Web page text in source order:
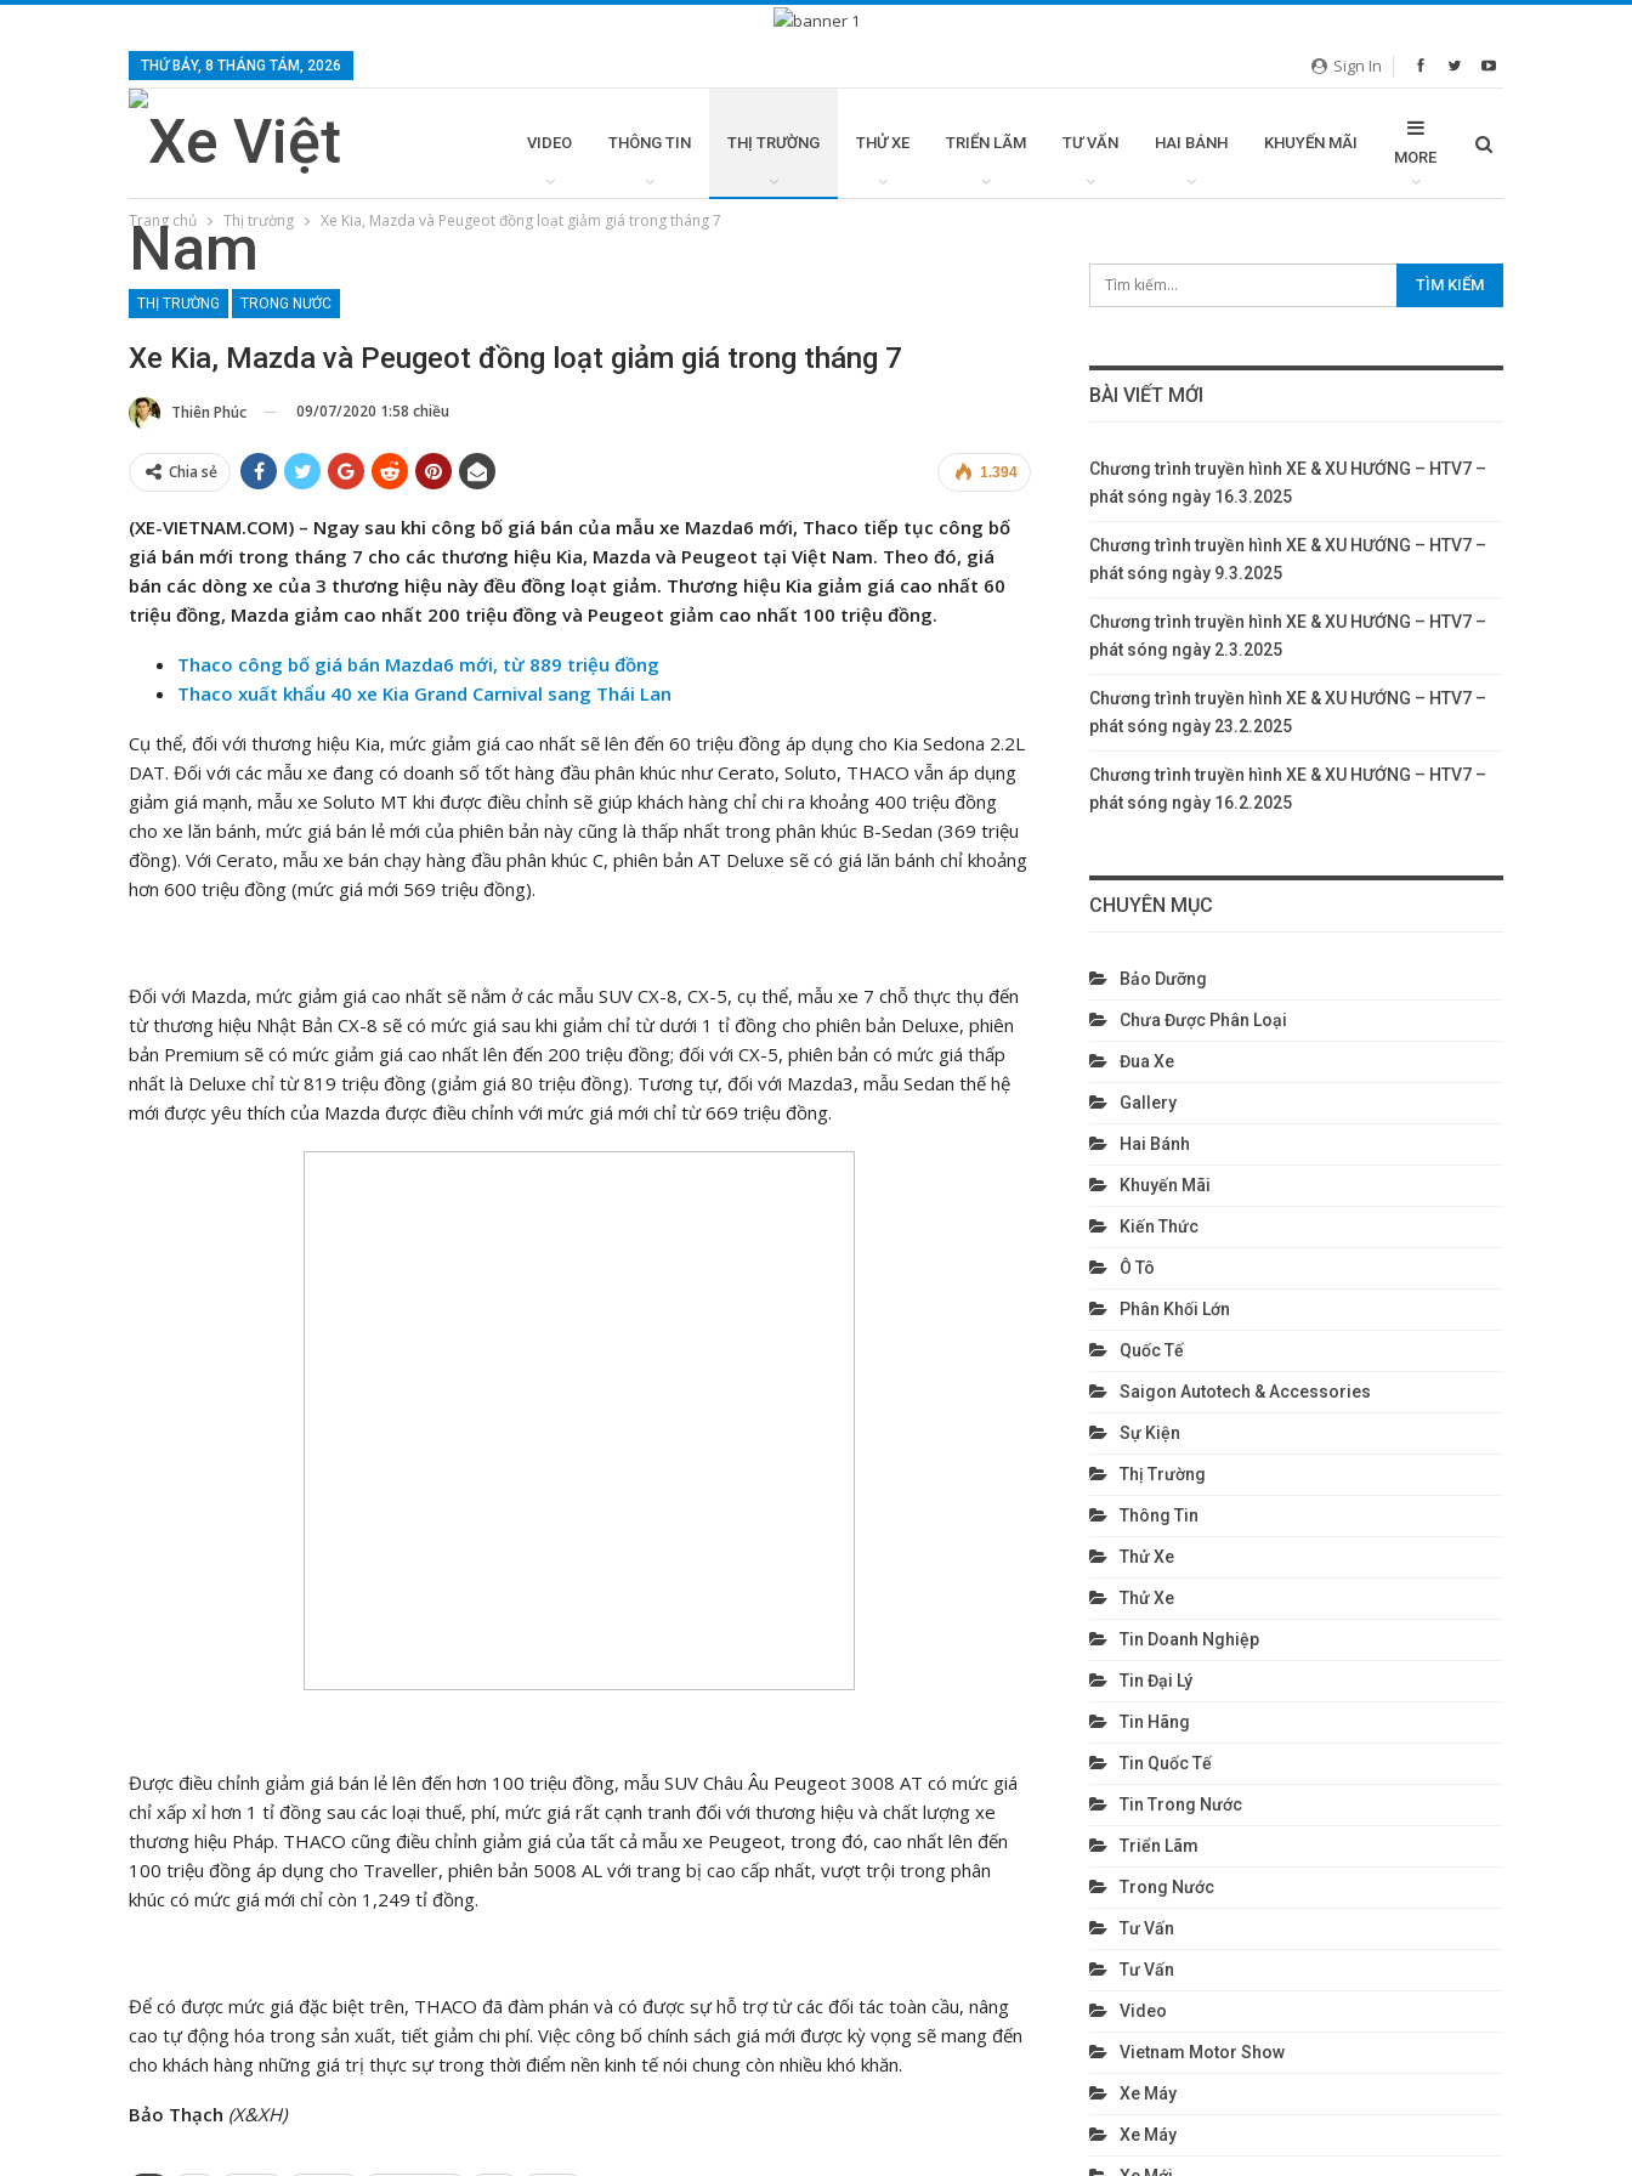
Sign In
THỨ BẢY, 8 THÁNG TÁM, 2026
VIDEO THÔNG TIN THỊ TRƯỜNG THỬ XE TRIỂN LÃM TƯ VẤN HAI BÁNH
KHUYẾN MÃI
MORE
Trang chủ Thị trường Xe Kia, Mazda và Peugeot đồng loạt giảm giá trong tháng 7
THỊ TRƯỜNG TRONG NƯỚC
Xe Kia, Mazda và Peugeot đồng loạt giảm giá trong tháng 7
Thiên Phúc 09/07/2020 1:58 chiều
1.394
Chia sẻ
(XE-VIETNAM.COM) – Ngay sau khi công bố giá bán của mẫu xe Mazda6 mới, Thaco tiếp tục công bố
giá bán mới trong tháng 7 cho các thương hiệu Kia, Mazda và Peugeot tại Việt Nam. Theo đó, giá
bán các dòng xe của 3 thương hiệu này đều đồng loạt giảm. Thương hiệu Kia giảm giá cao nhất 60
triệu đồng, Mazda giảm cao nhất 200 triệu đồng và Peugeot giảm cao nhất 100 triệu đồng.
Thaco công bố giá bán Mazda6 mới, từ 889 triệu đồng
Thaco xuất khẩu 40 xe Kia Grand Carnival sang Thái Lan
Cụ thể, đối với thương hiệu Kia, mức giảm giá cao nhất sẽ lên đến 60 triệu đồng áp dụng cho Kia Sedona 2.2L
DAT. Đối với các mẫu xe đang có doanh số tốt hàng đầu phân khúc như Cerato, Soluto, THACO vẫn áp dụng
giảm giá mạnh, mẫu xe Soluto MT khi được điều chỉnh sẽ giúp khách hàng chỉ chi ra khoảng 400 triệu đồng
cho xe lăn bánh, mức giá bán lẻ mới của phiên bản này cũng là thấp nhất trong phân khúc B-Sedan (369 triệu
đồng). Với Cerato, mẫu xe bán chạy hàng đầu phân khúc C, phiên bản AT Deluxe sẽ có giá lăn bánh chỉ khoảng
hơn 600 triệu đồng (mức giá mới 569 triệu đồng).
Đối với Mazda, mức giảm giá cao nhất sẽ nằm ở các mẫu SUV CX-8, CX-5, cụ thể, mẫu xe 7 chỗ thực thụ đến
từ thương hiệu Nhật Bản CX-8 sẽ có mức giá sau khi giảm chỉ từ dưới 1 tỉ đồng cho phiên bản Deluxe, phiên
bản Premium sẽ có mức giảm giá cao nhất lên đến 200 triệu đồng; đối với CX-5, phiên bản có mức giá thấp
nhất là Deluxe chỉ từ 819 triệu đồng (giảm giá 80 triệu đồng). Tương tự, đối với Mazda3, mẫu Sedan thế hệ
mới được yêu thích của Mazda được điều chỉnh với mức giá mới chỉ từ 669 triệu đồng.
Được điều chỉnh giảm giá bán lẻ lên đến hơn 100 triệu đồng, mẫu SUV Châu Âu Peugeot 3008 AT có mức giá
chỉ xấp xỉ hơn 1 tỉ đồng sau các loại thuế, phí, mức giá rất cạnh tranh đối với thương hiệu và chất lượng xe
thương hiệu Pháp. THACO cũng điều chỉnh giảm giá của tất cả mẫu xe Peugeot, trong đó, cao nhất lên đến
100 triệu đồng áp dụng cho Traveller, phiên bản 5008 AL với trang bị cao cấp nhất, vượt trội trong phân
khúc có mức giá mới chỉ còn 1,249 tỉ đồng.
Để có được mức giá đặc biệt trên, THACO đã đàm phán và có được sự hỗ trợ từ các đối tác toàn cầu, nâng
cao tự động hóa trong sản xuất, tiết giảm chi phí. Việc công bố chính sách giá mới được kỳ vọng sẽ mang đến
cho khách hàng những giá trị thực sự trong thời điểm nền kinh tế nói chung còn nhiều khó khăn.
Bảo Thạch (X&XH)
BÀI VIẾT MỚI
Chương trình truyền hình XE & XU HƯỚNG – HTV7 –
phát sóng ngày 16.3.2025
Chương trình truyền hình XE & XU HƯỚNG – HTV7 –
phát sóng ngày 9.3.2025
Chương trình truyền hình XE & XU HƯỚNG – HTV7 –
phát sóng ngày 2.3.2025
Chương trình truyền hình XE & XU HƯỚNG – HTV7 –
phát sóng ngày 23.2.2025
Chương trình truyền hình XE & XU HƯỚNG – HTV7 –
phát sóng ngày 16.2.2025
CHUYÊN MỤC
Bảo Dưỡng
Chưa Được Phân Loại
Đua Xe
Gallery
Hai Bánh
Khuyến Mãi
Kiến Thức
Ô Tô
Phân Khối Lớn
Quốc Tế
Saigon Autotech & Accessories
Sự Kiện
Thị Trường
Thông Tin
Thử Xe
Thử Xe
Tin Doanh Nghiệp
Tin Đại Lý
Tin Hãng
Tin Quốc Tế
Tin Trong Nước
Triển Lãm
Trong Nước
Tư Vấn
Tư Vấn
Video
Vietnam Motor Show
Xe Máy
Xe Máy